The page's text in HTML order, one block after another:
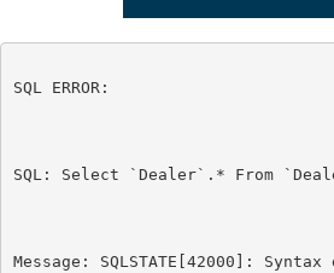
SQL ERROR:
SQL: Select `Dealer`.* From
Message: SQLSTATE[42000]: